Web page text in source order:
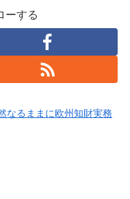
ーする
なるままに欧州知財実務